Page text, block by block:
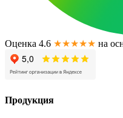
Оценка 4.6 ★★★★★ на
Продукция